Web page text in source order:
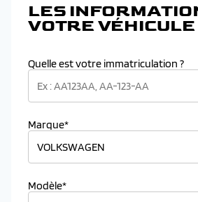
LES
VOTRE VÉHICULE
Quelle est votre immatriculation ?
Marque*
Modèle*